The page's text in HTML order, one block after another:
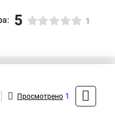
5 1
+7 (495) 432-41-41
+7 (936) 132-34-54
Просмотрено 1